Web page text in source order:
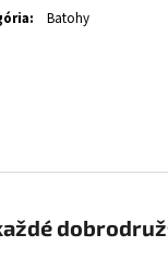
: Batohy